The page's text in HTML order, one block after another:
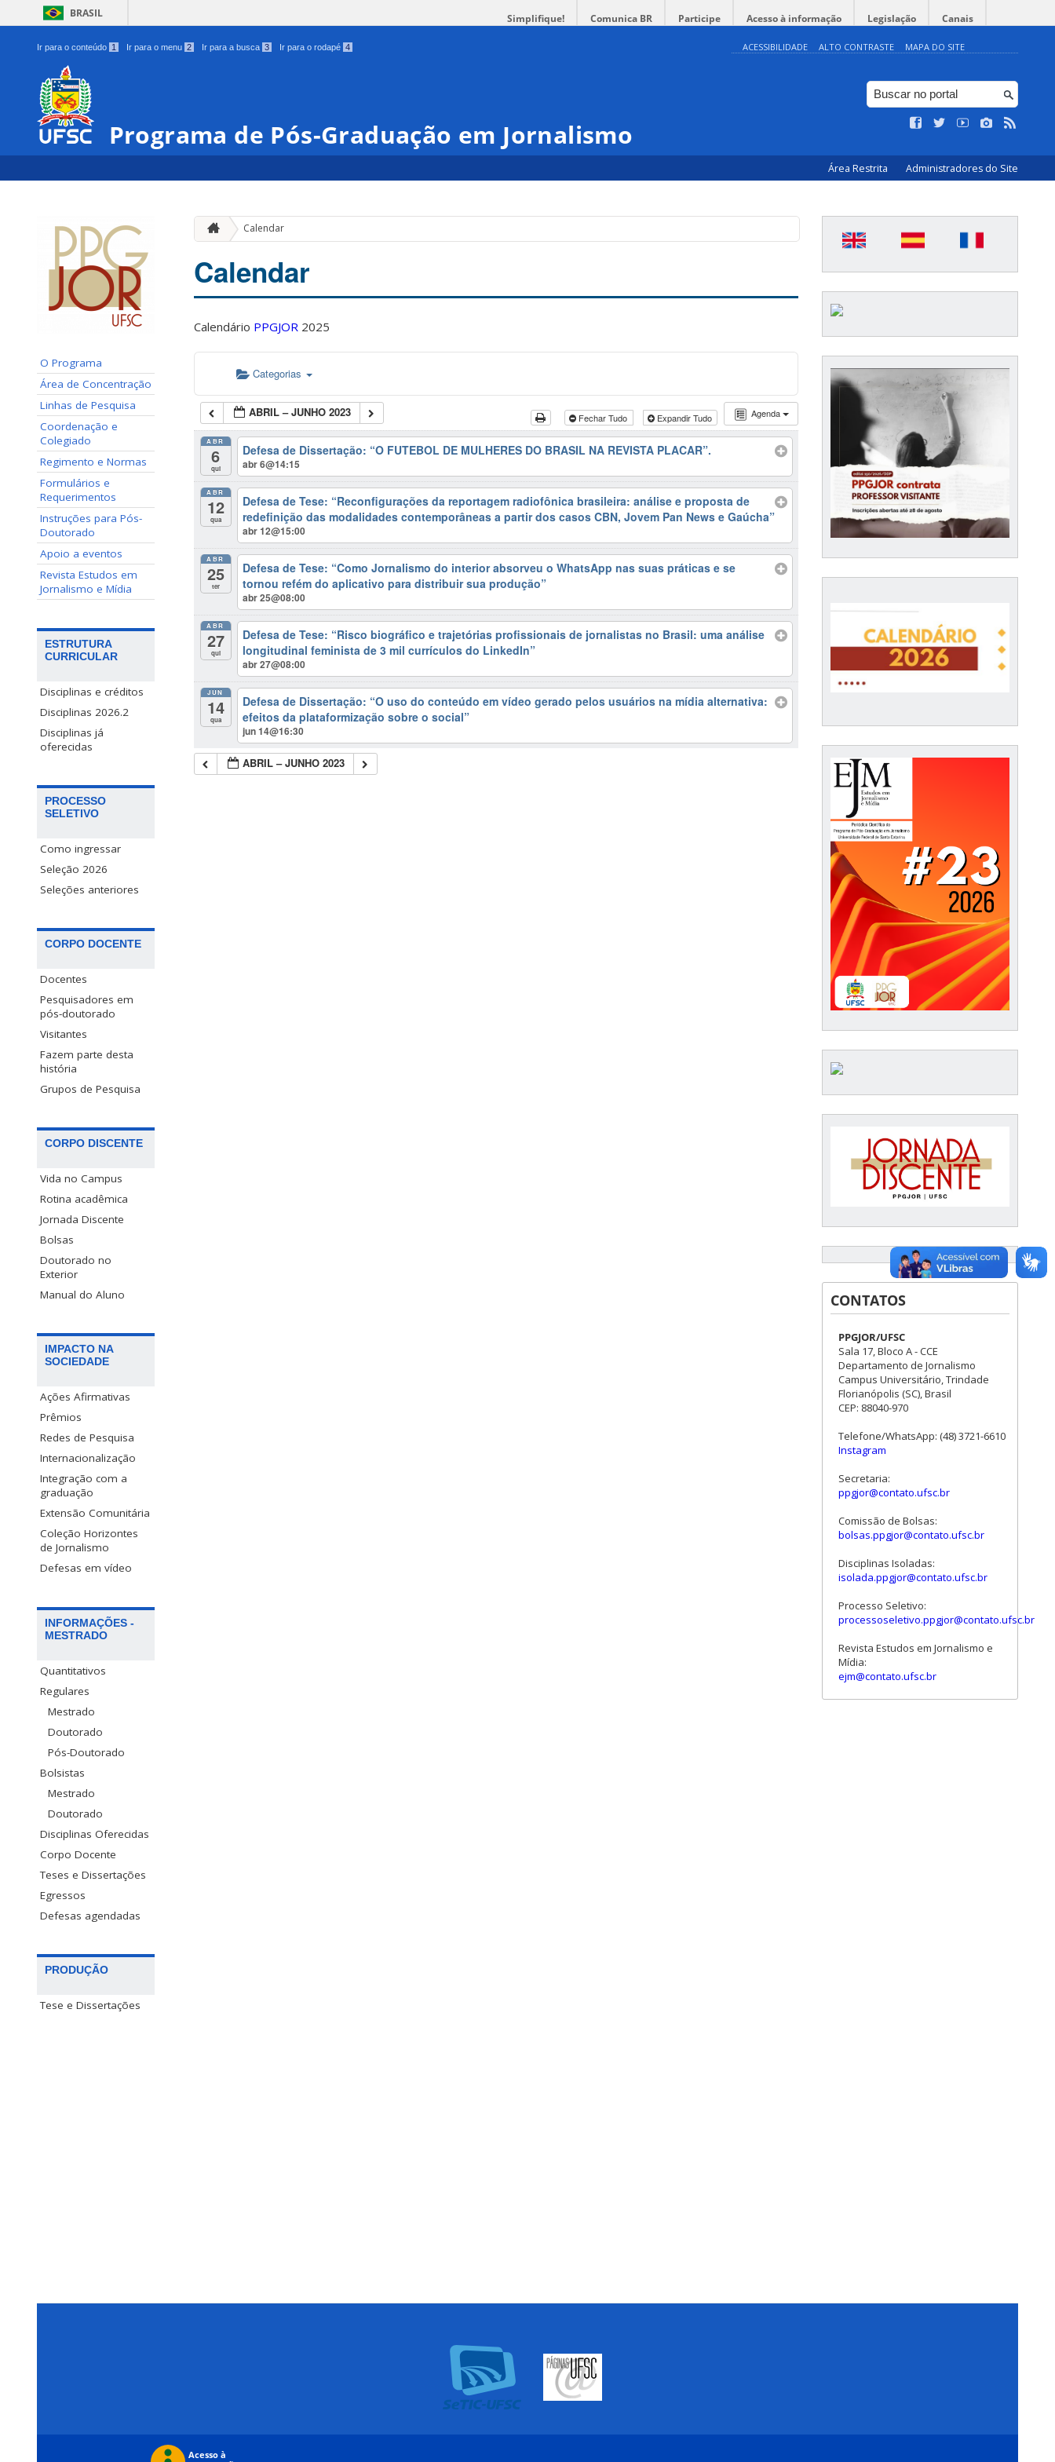
BRASIL Simplifique! Comunica BR Participe Acesso à informação Legislação Canais
Ir para o conteúdo 1 Ir para o menu 2 Ir para a busca 3 Ir para o rodapé 4 ACESSIBILIDADE ALTO CONTRASTE MAPA DO SITE
Programa de Pós-Graduação em Jornalismo
Área Restrita Administradores do Site
O Programa
Área de Concentração
Linhas de Pesquisa
Coordenação e
Colegiado
Regimento e Normas
Formulários e
Requerimentos
Instruções para Pós-
Doutorado
Apoio a eventos
Revista Estudos em
Jornalismo e Mídia
ESTRUTURA
CURRICULAR
Disciplinas e créditos
Disciplinas 2026.2
Disciplinas já
oferecidas
PROCESSO
SELETIVO
Como ingressar
Seleção 2026
Seleções anteriores
CORPO DOCENTE
Docentes
Pesquisadores em
pós-doutorado
Visitantes
Fazem parte desta
história
Grupos de Pesquisa
CORPO DISCENTE
Vida no Campus
Rotina acadêmica
Jornada Discente
Bolsas
Doutorado no
Exterior
Manual do Aluno
IMPACTO NA
SOCIEDADE
Ações Afirmativas
Prêmios
Redes de Pesquisa
Internacionalização
Integração com a
graduação
Extensão Comunitária
Coleção Horizontes
de Jornalismo
Defesas em vídeo
INFORMAÇÕES -
MESTRADO
Quantitativos
Regulares
Mestrado
Doutorado
Pós-Doutorado
Bolsistas
Mestrado
Doutorado
Disciplinas Oferecidas
Corpo Docente
Teses e Dissertações
Egressos
Defesas agendadas
PRODUÇÃO
Tese e Dissertações
Calendar
Calendar
Calendário PPGJOR 2025
Categorias
Agenda
ABRIL – JUNHO 2023 Fechar Tudo Expandir Tudo
ABR
6
qui
Defesa de Dissertação: “O FUTEBOL DE MULHERES DO BRASIL NA REVISTA PLACAR”.
abr 6@14:15
ABR
12
qua
Defesa de Tese: “Reconfigurações da reportagem radiofônica brasileira: análise e proposta de
redefinição das modalidades contemporâneas a partir dos casos CBN, Jovem Pan News e Gaúcha”
abr 12@15:00
ABR
25
ter
Defesa de Tese: “Como Jornalismo do interior absorveu o WhatsApp nas suas práticas e se
tornou refém do aplicativo para distribuir sua produção”
abr 25@08:00
ABR
27
qui
Defesa de Tese: “Risco biográfico e trajetórias profissionais de jornalistas no Brasil: uma análise
longitudinal feminista de 3 mil currículos do LinkedIn”
abr 27@08:00
JUN
14
qua
Defesa de Dissertação: “O uso do conteúdo em vídeo gerado pelos usuários na mídia alternativa:
efeitos da plataformização sobre o social”
jun 14@16:30
ABRIL – JUNHO 2023
CONTATOS
PPGJOR/UFSC
Sala 17, Bloco A - CCE
Departamento de Jornalismo
Campus Universitário, Trindade
Florianópolis (SC), Brasil
CEP: 88040-970
Telefone/WhatsApp: (48) 3721-6610
Instagram
Secretaria:
ppgjor@contato.ufsc.br
Comissão de Bolsas:
bolsas.ppgjor@contato.ufsc.br
Disciplinas Isoladas:
isolada.ppgjor@contato.ufsc.br
Processo Seletivo:
processoseletivo.ppgjor@contato.ufsc.br
Revista Estudos em Jornalismo e
Mídia:
ejm@contato.ufsc.br